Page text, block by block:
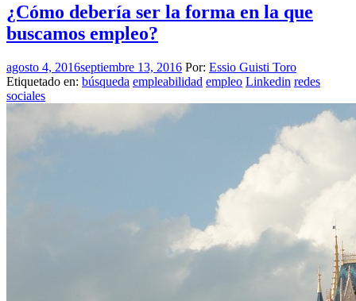
¿Cómo debería ser la forma en la que
buscamos empleo?
agosto 4, 2016septiembre 13, 2016 Por: Essio Guisti Toro
Etiquetado en: búsqueda empleabilidad empleo Linkedin redes
sociales